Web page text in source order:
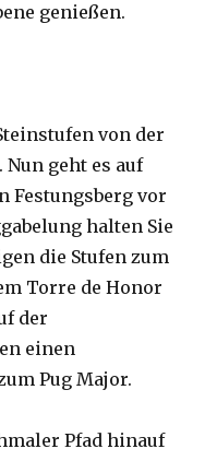
genießen.
von der
Nun geht es auf
Festungsberg vor
halten Sie
die Stufen zum
Torre de Honor
der
einen
Pug Major.
Pfad hinauf